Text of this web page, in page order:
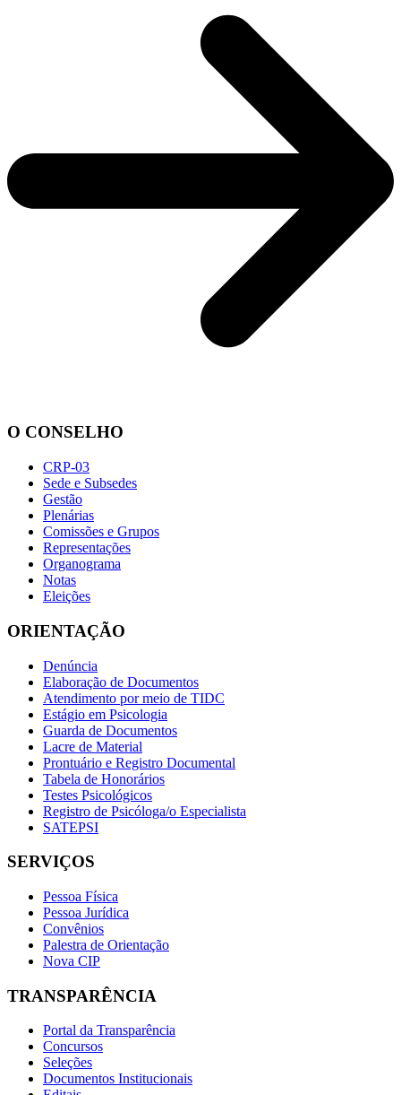
O CONSELHO
CRP-03
Sede e Subsedes
Gestão
Plenárias
Comissões e Grupos
Representações
Organograma
Notas
Eleições
ORIENTAÇÃO
Denúncia
Elaboração de Documentos
Atendimento por meio de TIDC
Estágio em Psicologia
Guarda de Documentos
Lacre de Material
Prontuário e Registro Documental
Tabela de Honorários
Testes Psicológicos
Registro de Psicóloga/o Especialista
SATEPSI
SERVIÇOS
Pessoa Física
Pessoa Jurídica
Convênios
Palestra de Orientação
Nova CIP
TRANSPARÊNCIA
Portal da Transparência
Concursos
Seleções
Documentos Institucionais